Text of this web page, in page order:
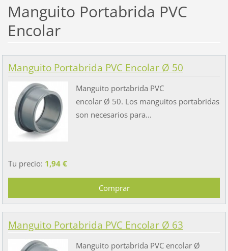
Manguito Portabrida PVC
Encolar
Manguito Portabrida PVC Encolar Ø 50
Manguito portabrida PVC
encolar Ø 50. Los manguitos portabridas
son necesarios para...
Tu precio: 1,94 €
Manguito Portabrida PVC Encolar Ø 63
Manguito portabrida PVC encolar Ø